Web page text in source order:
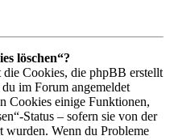
löschen“?
Cookies, die phpBB erstellt
im Forum angemeldet
Cookies einige Funktionen,
Status – sofern sie von der
Wenn du Probleme